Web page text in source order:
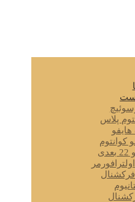
پلاس
کوانتوم